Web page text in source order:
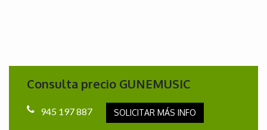
Consulta precio GUNEMUSIC
945 197 887 SOLICITAR MÁS INFO